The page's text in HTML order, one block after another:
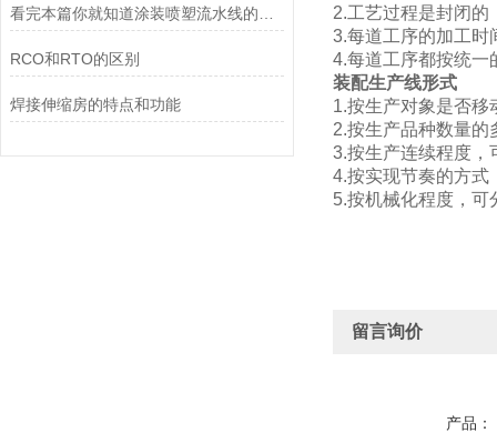
RCO和RTO的区别
焊接伸缩房的特点和功能
2.工艺过程是封闭的
3.每道工序的加工时
4.每道工序都按统一
装配生产线形式
1.按生产对象是否移
2.按生产品种数量的
3.按生产连续程度，
4.按实现节奏的方式
5.按机械化程度，可
留言询价
产品：